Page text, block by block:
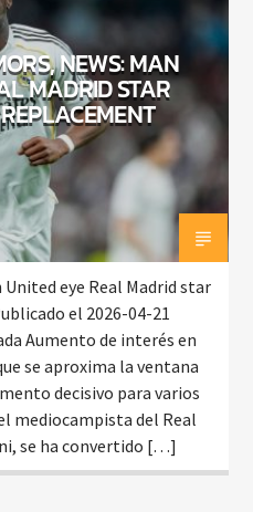
NEWS: MAN
MADRID STAR
eye Real Madrid star
el 2026-04-21
Aumento de interés en
se aproxima la ventana
decisivo para varios
mediocampista del Real
se ha convertido […]